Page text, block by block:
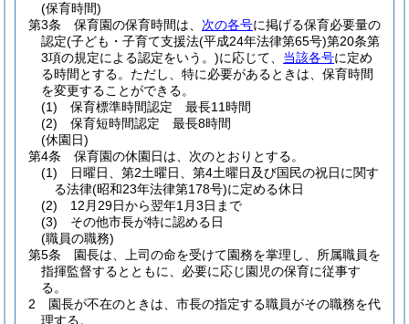
(保育時間)
第3条
保育園の保育時間は、 次の各号に掲げる保育必要量の
認定(子ども・子育て支援法(平成24年法律第65号)第20条第
3項の規定による認定をいう。)に応じて、 当該各号に定め
る時間とする。 ただし、特に必要があるときは、保育時間
を変更することができる。
(1)
保育標準時間認定 最長11時間
(2)
保育短時間認定 最長8時間
(休園日)
第4条
保育園の休園日は、次のとおりとする。
(1)
日曜日、第2土曜日、第4土曜日及び国民の祝日に関す
る法律(昭和23年法律第178号)に定める休日
(2)
12月29日から翌年1月3日まで
(3)
その他市長が特に認める日
(職員の職務)
第5条
園長は、上司の命を受けて園務を掌理し、所属職員を
指揮監督するとともに、必要に応じ園児の保育に従事す
る。
2
園長が不在のときは、市長の指定する職員がその職務を代
理する。